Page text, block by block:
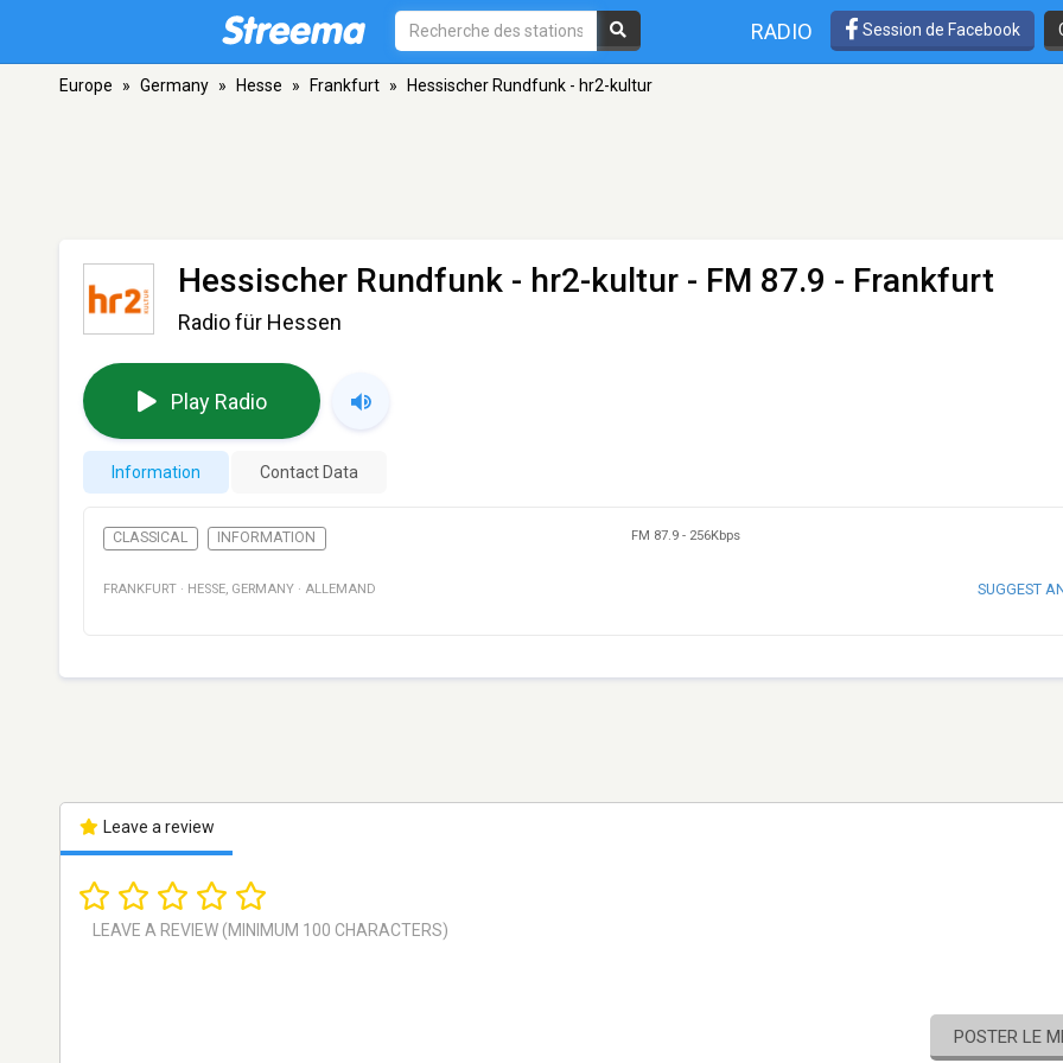
RADIO Session de Facebook
Europe » Germany » Hesse » Frankfurt » Hessischer Rundfunk - hr2-kultur
Hessischer Rundfunk - hr2-kultur - FM 87.9 - Frankfurt
Radio für Hessen
Play Radio
Information Contact Data
CLASSICAL INFORMATION FM 87.9 - 256Kbps
FRANKFURT · HESSE, GERMANY · ALLEMAND SUGGEST
Leave a review
POSTER LE